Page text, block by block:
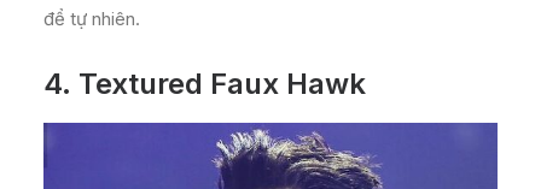
để tự nhiên.
4. Textured Faux Hawk